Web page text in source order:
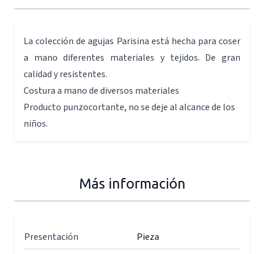
La colección de agujas Parisina está hecha para coser
a mano diferentes materiales y tejidos. De gran
calidad y resistentes.
Costura a mano de diversos materiales
Producto punzocortante, no se deje al alcance de los
niños.
Más información
Presentación Pieza